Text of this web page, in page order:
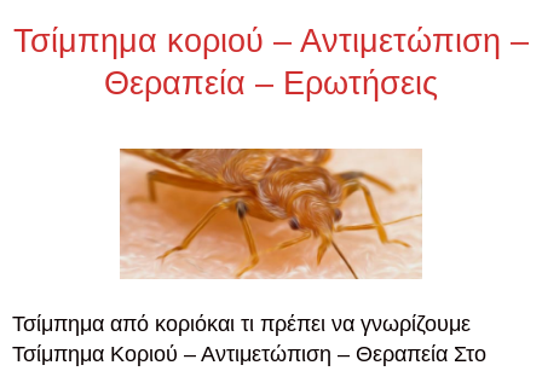
Τσίμπημα κοριού – Αντιμετώπιση –
Θεραπεία – Ερωτήσεις
Τσίμπημα από κοριόκαι τι πρέπει να γνωρίζουμε
Τσίμπημα Κοριού – Αντιμετώπιση – Θεραπεία Στο